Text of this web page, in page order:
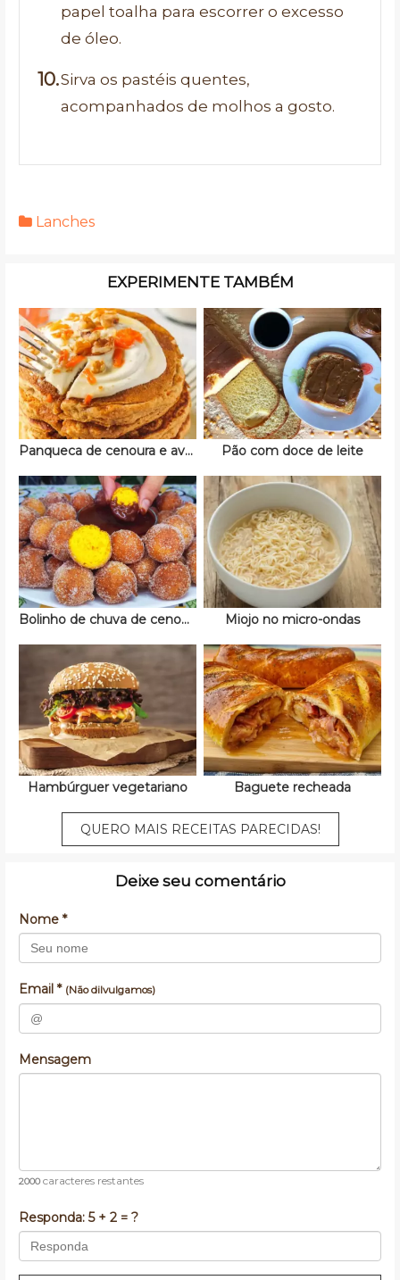
papel toalha para escorrer o excesso
de óleo.
Sirva os pastéis quentes,
acompanhados de molhos a gosto.
Lanches
EXPERIMENTE TAMBÉM
Panqueca de cenoura e aveia Pão com doce de leite
Bolinho de chuva de cenoura Miojo no micro-ondas
Hambúrguer vegetariano Baguete recheada
QUERO MAIS RECEITAS PARECIDAS!
Deixe seu comentário
Nome *
Email * (Não dilvulgamos)
Mensagem
2000caracteres restantes
Responda: 5 + 2 = ?